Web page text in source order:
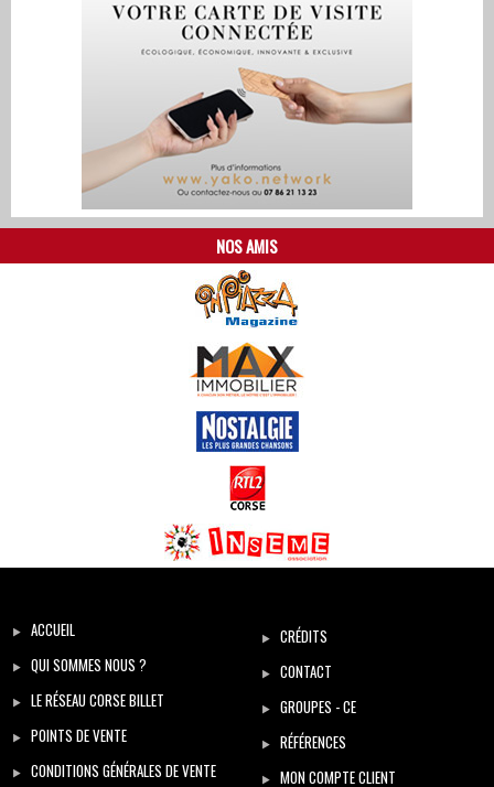
NOS AMIS
LE RÉSEAU CORSE BILLET
CONDITIONS GÉNÉRALES DE VENTE
MENTIONS LÉGALES
CONTACT
GROUPES - CE
MON COMPTE CLIENT
INSCRIPTION À LA NEWSLETTER